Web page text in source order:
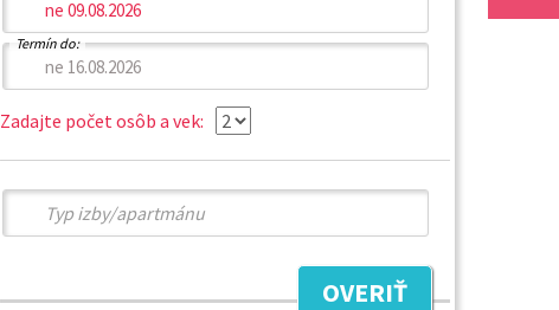
Termín do:
Zadajte počet osôb a vek:
OVERIŤ